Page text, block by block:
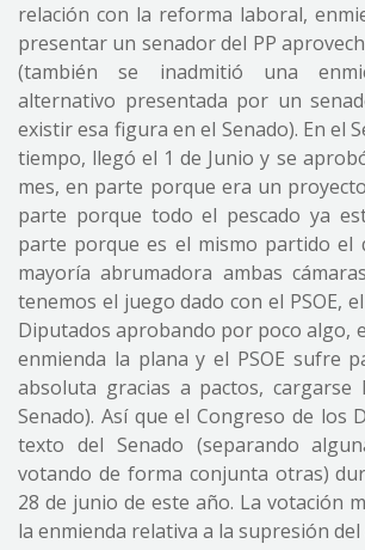
relación con la reforma laboral,
presentar un senador del PP
(también se inadmitió una
alternativo presentada por un
existir esa figura en el Senado). En el
tiempo, llegó el 1 de Junio y se
mes, en parte porque era un
parte porque todo el pescado ya
parte porque es el mismo partido el
mayoría abrumadora ambas
tenemos el juego dado con el PSOE,
Diputados aprobando por poco algo,
enmienda la plana y el PSOE sufre
absoluta gracias a pactos, cargarse
Senado). Así que el Congreso de los
texto del Senado (separando
votando de forma conjunta otras)
28 de junio de este año. La votación
la enmienda relativa a la supresión